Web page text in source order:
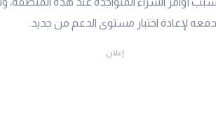
لإعادة اختبار مستوى الدعم من جديد.
إعلان